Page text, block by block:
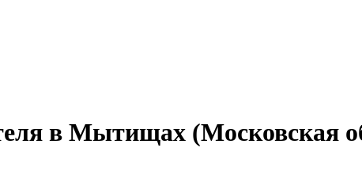
в Мытищах (Московская